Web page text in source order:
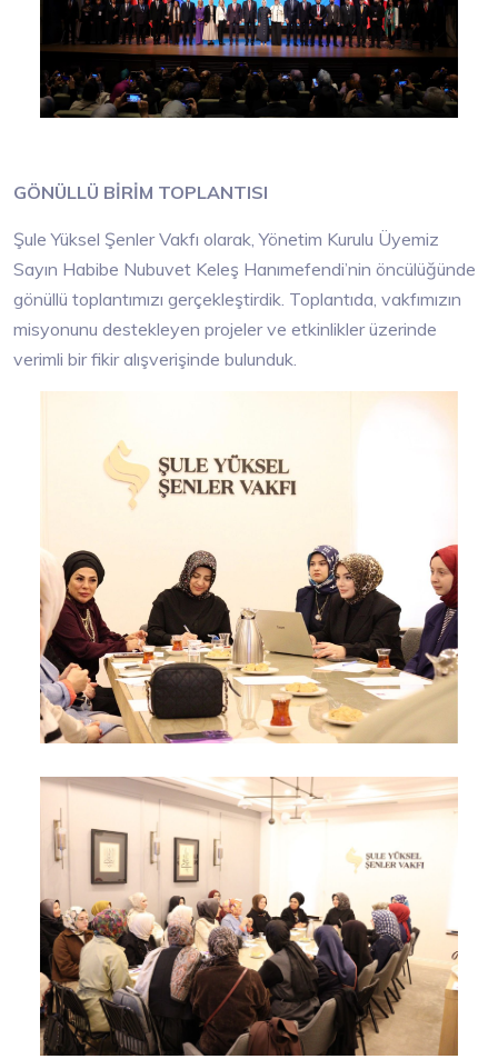
GÖNÜLLÜ BİRİM TOPLANTISI
Şule Yüksel Şenler Vakfı olarak, Yönetim Kurulu Üyemiz
Sayın Habibe Nubuvet Keleş Hanımefendi’nin öncülüğünde
gönüllü toplantımızı gerçekleştirdik. Toplantıda, vakfımızın
misyonunu destekleyen projeler ve etkinlikler üzerinde
verimli bir fikir alışverişinde bulunduk.